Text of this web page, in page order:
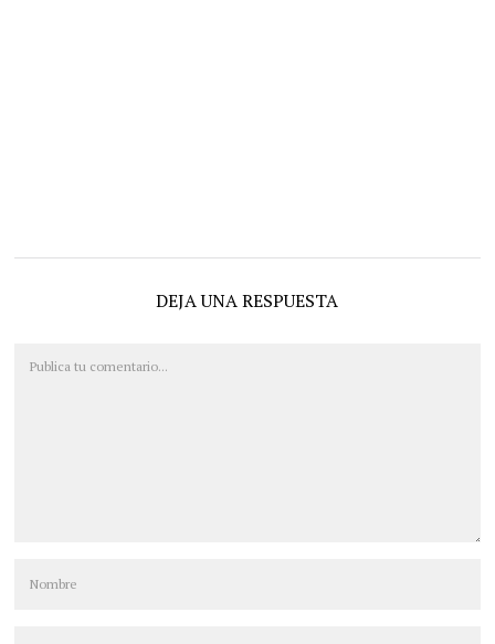
DEJA UNA RESPUESTA